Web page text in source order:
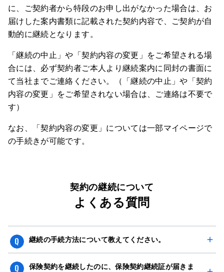
に、ご契約者から特段のお申し出がなかった場合は、お
届けした案内書類に記載された契約内容で、ご契約が自
動的に継続となります。
「継続の中止」や「契約内容の変更」をご希望される場
合には、必ず契約者ご本人より継続案内に同封の書面に
て当社までご連絡ください。（「継続の中止」や「契約
内容の変更」をご希望されない場合は、ご連絡は不要で
す）
なお、「契約内容の変更」については一部マイページで
の手続きが可能です。
契約の継続について
よくある質問
継続の手続方法について教えてください。
ご変更や継続の中止をご希望されない場合、ご連絡は不要
保険契約を継続したのに、保険契約継続証が届きま